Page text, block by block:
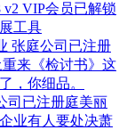
v2 VIP会员已解锁
工具
张庭公司已注册
来《检讨书》这
，你细品。
司已注册庭美丽
业有人要处决萧